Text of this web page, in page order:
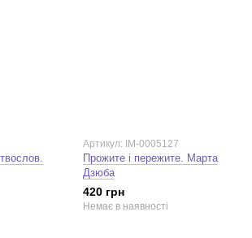
Артикул: IM-0005127
Прожите і пережите. Марта
Дзюба
420 грн
Немає в наявності